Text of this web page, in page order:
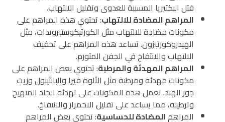
قتل البكتيريا المسببة للعدوى وتقليل الالتهاب.
المراهم المضادة للالتهاب: تحتوي هذه المراهم على
مكونات مضادة للالتهاب مثل الكورتيكوستيرويدات، مثل
الهيدروكورتيزون. تساعد هذه المراهم على تخفيف
الالتهاب والانتفاخ في الجفن المتورم.
المراهم المهدئة والمرطبة: تحتوي بعض المراهم على
مكونات مهدئة ومرطبة مثل الألوة فيرا والبانثينول وزيت
جوز الهند. تعمل هذه المكونات على تهدئة الجلد المتهيج
وترطيبه، مما يساعد على تقليل الاحمرار والانتفاخ.
المراهمالمضادة للحساسية: تحتوي بعض المراهم